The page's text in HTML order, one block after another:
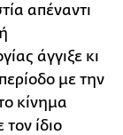
απέναντι
άγγιξε κι
με την
κίνημα
ίδιο